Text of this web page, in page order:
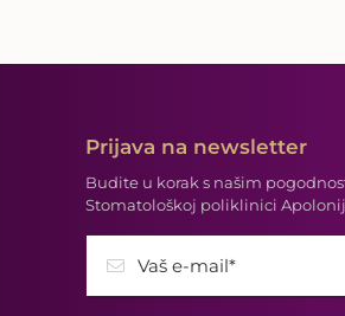
Prijava na newsletter
Budite u korak s našim
Stomatološkoj poliklinici
Vaš e-mail*